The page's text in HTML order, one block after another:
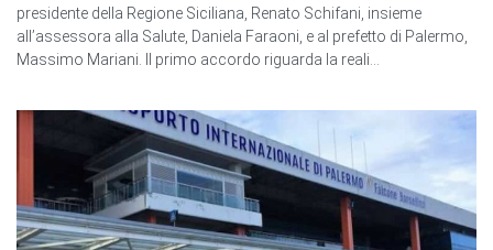
presidente della Regione Siciliana, Renato Schifani, insieme
all’assessora alla Salute, Daniela Faraoni, e al prefetto di Palermo,
Massimo Mariani. Il primo accordo riguarda la reali...